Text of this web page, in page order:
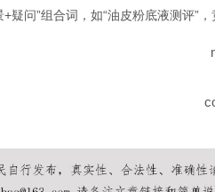
+疑问”组合词，如“油皮粉底液测评”